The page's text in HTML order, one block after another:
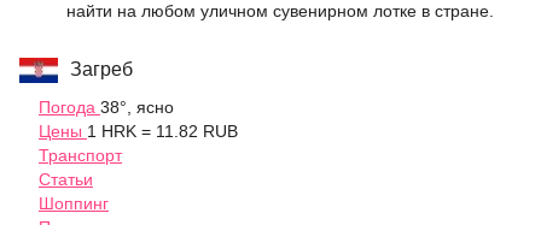
найти на любом уличном сувенирном лотке в стране.
Загреб
Погода 38°, ясно
Цены 1 HRK = 11.82 RUB
Транспорт
Статьи
Шоппинг